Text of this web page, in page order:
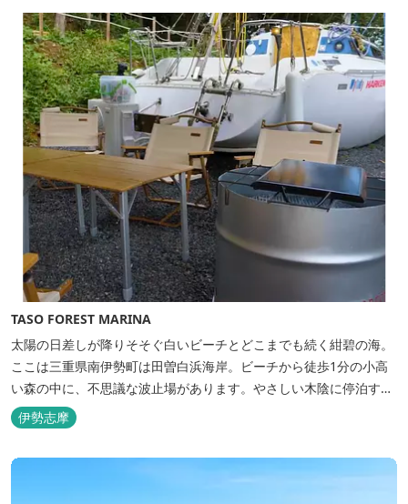
TASO FOREST MARINA
太陽の日差しが降りそそぐ白いビーチとどこまでも続く紺碧の海。
ここは三重県南伊勢町は田曽白浜海岸。ビーチから徒歩1分の小高
い森の中に、不思議な波止場があります。やさしい木陰に停泊する
のは3艇のヨット。日本初の森のマリーナです。 航海の気分高まる
インテリアは見た目からは想像できないほど広く、くつろぎの空
伊勢志摩